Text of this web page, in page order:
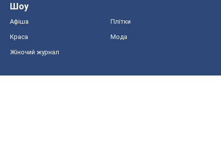
Шоу
Афіша Плітки
Краса Мода
Жіночий журнал